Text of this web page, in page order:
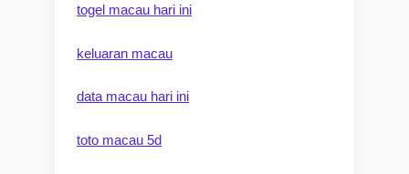
togel macau hari ini
keluaran macau
data macau hari ini
toto macau 5d